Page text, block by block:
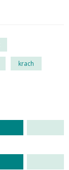
krach